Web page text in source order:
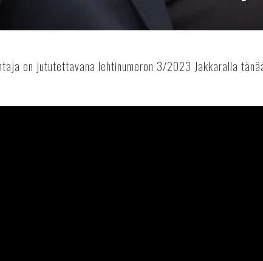
on jututettavana lehtinumeron 3/2023 Jakkaralla